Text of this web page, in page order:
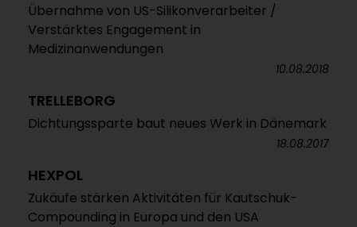
Übernahme von US-Silikonverarbeiter /
Verstärktes Engagement in
Medizinanwendungen
10.08.2018
TRELLEBORG
Dichtungssparte baut neues Werk in Dänemark
18.08.2017
HEXPOL
Zukäufe stärken Aktivitäten für Kautschuk-
Compounding in Europa und den USA